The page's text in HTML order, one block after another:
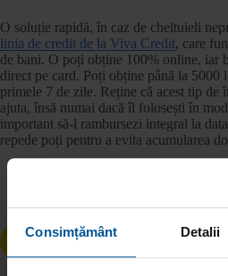
Consimțământ Detalii
O soluție rapidă, în caz de cheltuieli
linia de credit de la Viva Credit, care
de bani. O poți obține 100% online, iar
direct pe card. Poți obține până la 5000
primele 7 de zile. Reține că acest tip de
ajuta, însă numai dacă îl folosești în
important să-l rambursezi integral la
repede poți pentru a evita acumularea
ANTERIOR